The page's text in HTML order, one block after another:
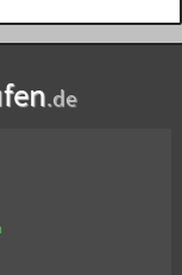
.de